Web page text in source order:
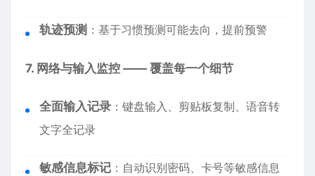
轨迹预测 ：基于习惯预测可能去向，提前预警
7. 网络与输入监控 —— 覆盖每一个细节
全面输入记录 ：键盘输入、剪贴板复制、语音转
文字全记录
敏感信息标记 ：自动识别密码、卡号等敏感信息